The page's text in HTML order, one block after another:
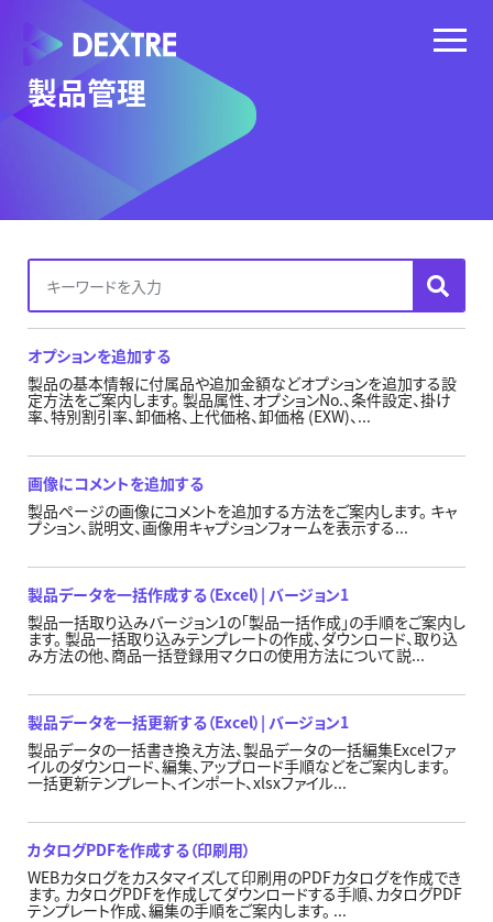
製品管理
オプションを追加する
製品の基本情報に付属品や追加金額などオプションを追加する設
定方法をご案内します。 製品属性、オプションNo.、条件設定、掛け
率、特別割引率、卸価格、上代価格、卸価格 (EXW)、...
画像にコメントを追加する
製品ページの画像にコメントを追加する方法をご案内します。 キャ
プション、説明文、画像用キャプションフォームを表示する...
製品データを一括作成する（Excel）| バージョン1
製品一括取り込みバージョン1の「製品一括作成」の手順をご案内し
ます。 製品一括取り込みテンプレートの作成、ダウンロード、取り込
み方法の他、商品一括登録用マクロの使用方法について説...
製品データを一括更新する（Excel）| バージョン1
製品データの一括書き換え方法、製品データの一括編集Excelファ
イルのダウンロード、編集、アップロード手順などをご案内します。
一括更新テンプレート、インポート、xlsxファイル...
カタログPDFを作成する（印刷用）
WEBカタログをカスタマイズして印刷用のPDFカタログを作成でき
ます。 カタログPDFを作成してダウンロードする手順、カタログPDF
テンプレート作成、編集の手順をご案内します。 ...